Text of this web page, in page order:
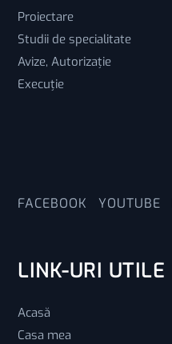
Proiectare
Studii de specialitate
Avize, Autorizație
Execuție
FACEBOOK YOUTUBE
LINK-URI UTILE
Acasă
Casa mea